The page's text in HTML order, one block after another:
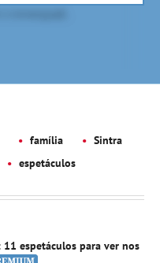
família
Sintra
espetáculos
11 espetáculos para ver nos